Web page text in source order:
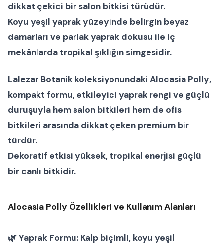
dikkat çekici birsalon bitkisi türüdür.
Koyu yeşil yaprak yüzeyinde belirgin beyaz
damarları ve parlak yaprak dokusu ile iç
mekânlarda tropikal şıklığın simgesidir.
Lalezar Botanik koleksiyonundaki Alocasia Polly,
kompakt formu, etkileyici yaprak rengi ve güçlü
duruşuyla hemsalon bitkileri hem de ofis
bitkileri arasında dikkat çeken premium bir
türdür.
Dekoratif etkisi yüksek, tropikal enerjisi güçlü
bir canlı bitkidir.
Alocasia Polly Özellikleri ve Kullanım Alanları
🌿Yaprak Formu: Kalp biçimli, koyu yeşil